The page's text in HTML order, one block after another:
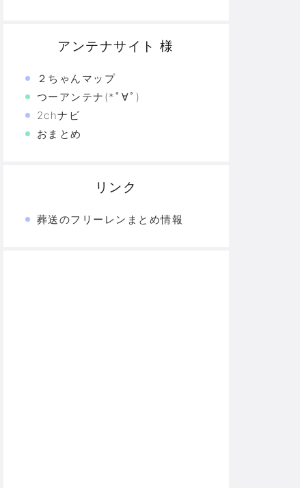
アンテナサイト 様
２ちゃんマップ
つーアンテナ(*ﾟ∀ﾟ)
2chナビ
おまとめ
リンク
葬送のフリーレンまとめ情報